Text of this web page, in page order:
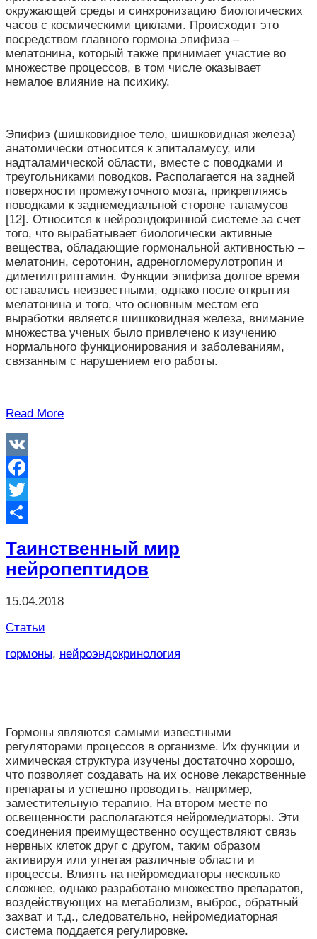
окружающей среды и синхронизацию биологических
часов с космическими циклами. Происходит это
посредством главного гормона эпифиза –
мелатонина, который также принимает участие во
множестве процессов, в том числе оказывает
немалое влияние на психику.
Эпифиз (шишковидное тело, шишковидная железа)
анатомически относится к эпиталамусу, или
надталамической области, вместе с поводками и
треугольниками поводков. Располагается на задней
поверхности промежуточного мозга, прикрепляясь
поводками к заднемедиальной стороне таламусов
[12]. Относится к нейроэндокринной системе за счет
того, что вырабатывает биологически активные
вещества, обладающие гормональной активностью –
мелатонин, серотонин, адреногломерулотропин и
диметилтриптамин. Функции эпифиза долгое время
оставались неизвестными, однако после открытия
мелатонина и того, что основным местом его
выработки является шишковидная железа, внимание
множества ученых было привлечено к изучению
нормального функционирования и заболеваниям,
связанным с нарушением его работы.
Read More
VK
Facebook
Twitter
Таинственный мир
нейропептидов
15.04.2018
Статьи
гормоны, нейроэндокринология
Гормоны являются самыми известными
регуляторами процессов в организме. Их функции и
химическая структура изучены достаточно хорошо,
что позволяет создавать на их основе лекарственные
препараты и успешно проводить, например,
заместительную терапию. На втором месте по
освещенности располагаются нейромедиаторы. Эти
соединения преимущественно осуществляют связь
нервных клеток друг с другом, таким образом
активируя или угнетая различные области и
процессы. Влиять на нейромедиаторы несколько
сложнее, однако разработано множество препаратов,
воздействующих на метаболизм, выброс, обратный
захват и т.д., следовательно, нейромедиаторная
система поддается регулировке.